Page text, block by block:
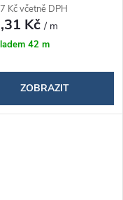
Kč včetně DPH
Kč/ m
42 m
ZOBRAZIT